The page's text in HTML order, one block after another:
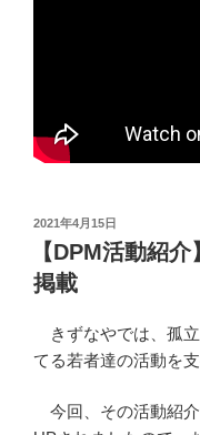
投
日:
2021年4月15日
【DPM活動紹
掲載
きずなやでは、孤
てる若者達の活動を支
今回、その活動紹介